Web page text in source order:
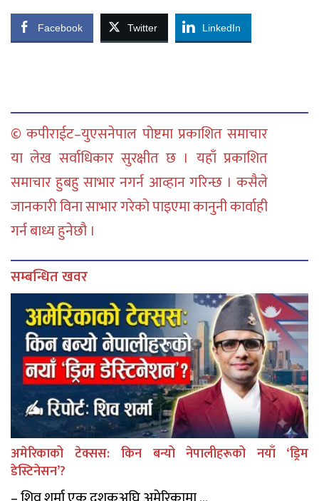
Facebook Twitter LinkedIn
© कपीराईट–युएसनेपाल पोष्टमा प्रकाशित समाचार
या लेख सर्वाधिकार सुरक्षीत छ । यहाँ प्रकाशित
समाचार हुबहु साभार नगर्न आव्हान गरिन्छ । कसैले
जानकारी विना साभार गरेको पाइएमा कानुनी कार्वाही
गर्न बाध्य हुनेछौ ।
सम्बन्धित खवर
अमेरिकाको टेक्सस: किन बन्यो नेपालीहरूको नयाँ ‘ड्रिम
डेस्टिनेसन’?